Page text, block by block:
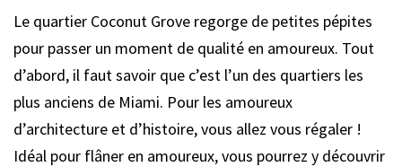
Le quartier Coconut Grove regorge de petites pépites
pour passer un moment de qualité en amoureux. Tout
d’abord, il faut savoir que c’est l’un des quartiers les
plus anciens de Miami. Pour les amoureux
d’architecture et d’histoire, vous allez vous régaler !
Idéal pour flâner en amoureux, vous pourrez y découvrir